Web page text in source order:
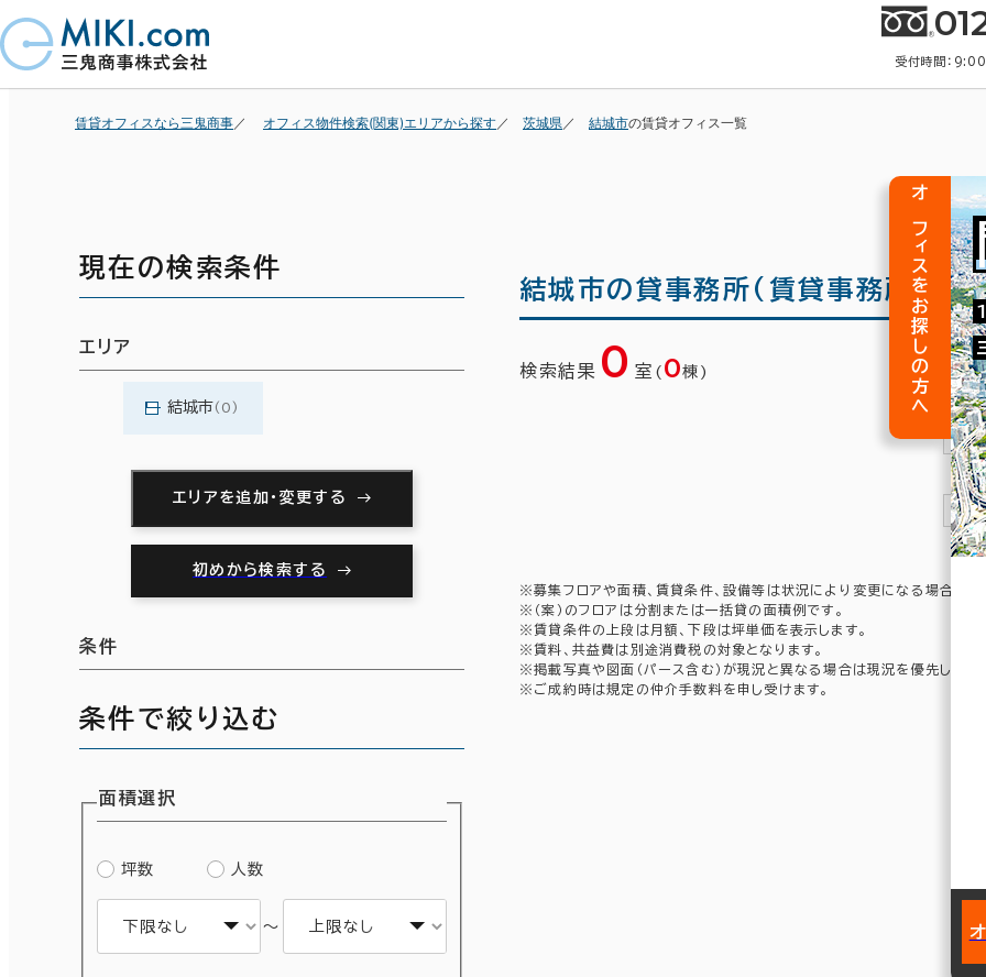
受付時間：
賃貸オフィスなら三鬼商事 オフィス物件検索(関東)エリアから探す 茨城県 結城市の賃貸オフィス一覧
結城市の貸事務所(賃貸事務所)・賃
検索結果 0 室 ( 0棟)
1
1
※募集フロアや面積、賃貸条件、設備等は状況により変更になる場合があ
※（案）のフロアは分割または一括貸の面積例です。
※賃貸条件の上段は月額、下段は坪単価を表示します。
※賃料、共益費は別途消費税の対象となります。
※掲載写真や図面（パース含む）が現況と異なる場合は現況を優先します
※ご成約時は規定の仲介手数料を申し受けます。
現在の検索条件
エリア
結城市(0)
エリアを追加・変更する
初めから検索する
条件
条件で絞り込む
面積選択
坪数 人数
～
オフィスをお探しの方へ